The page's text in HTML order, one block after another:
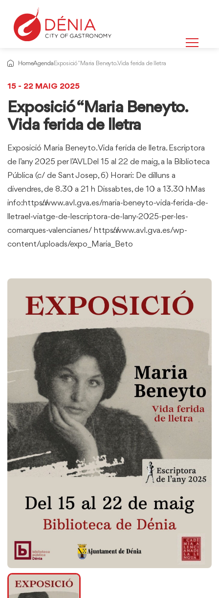
HomeAgenda Exposició "Maria Beneyto. Vida ferida de lletra
15 - 22 MAIG 2025
Exposició “Maria Beneyto.
Vida ferida de lletra
Exposició Maria Beneyto. Vida ferida de lletra. Escriptora
de l’any 2025 per l’AVLDel 15 al 22 de maig, a la Biblioteca
Pública (c/ de Sant Josep, 6) Horari: De dilluns a
divendres, de 8.30 a 21 h Dissabtes, de 10 a 13.30 hMas
info:https://www.avl.gva.es/maria-beneyto-vida-ferida-de-
lletrael-viatge-de-lescriptora-de-lany-2025-per-les-
comarques-valencianes/ https://www.avl.gva.es/wp-
content/uploads/expo_Maria_Beto